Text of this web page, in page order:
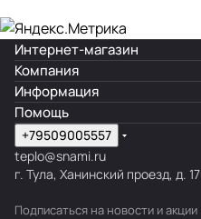
Интернет-магазин
Компания
Информация
Помощь
+79509005557
teplo@snami.ru
г. Тула, Ханинский проезд, д. 17
Подписаться на новости и акции